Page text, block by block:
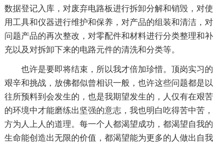
数据登记入库，对废弃电路板进行拆卸分解和销毁，对使
用工具和仪器进行维护和保养，对产品的组装和清洁，对
问题产品的再次整改，对零配件和材料进行分类整理和补
充以及对拆卸下来的电路元件的清洗和分类等。
也许是要即将结束，所以我才倍加珍惜。顶岗实习的
艰辛和挑战，放佛都似曾相识一般，也许这些问题都是以
往所预料到会发生的，也是我期望发生的，人仅有在艰苦
的环境中才能磨练出坚强的意志，我也明白吃得苦中苦，
方为人上人的道理。每一个人都渴望成功，都渴望自我的
生命能创造出无限的价值，都渴望能为更多的人做出自我